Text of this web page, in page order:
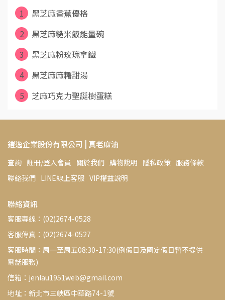
1
黑芝麻香蕉優格
2
黑芝麻糙米飯能量碗
3
黑芝麻粉玫瑰拿鐵
4
黑芝麻麻糬甜湯
5
芝麻巧克力聖誕樹蛋糕
鎧逸企業股份有限公司 | 真老麻油
查詢 註冊/登入會員 關於我們 購物說明 隱私政策 服務條款
聯絡我們 LINE線上客服 VIP權益說明
聯絡資訊
客服專線：(02)2674-0528
客服傳真：(02)2674-0527
客服時間：周一至周五08:30-17:30(例假日及國定假日暫不提供
電話服務)
信箱：jenlau1951web@gmail.com
地址：新北市三峽區中華路74-1號